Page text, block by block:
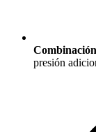
presión